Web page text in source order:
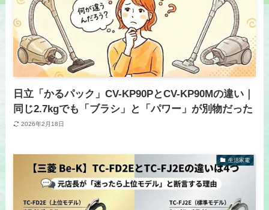
日立「かるパック」CV-KP90PとCV-KP90Mの違い｜
同じ2.7kgでも「ブラシ」と「パワー」が別物だった
2026年2月18日
生活家電